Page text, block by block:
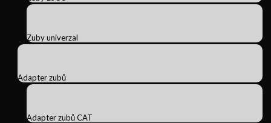
Zuby univerzal
Adapter zubů
Adapter zubů CAT